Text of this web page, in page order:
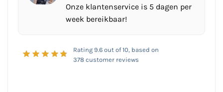
Onze klantenservice is 5 dagen per
week bereikbaar!
Rating 9.6out of 10, based on
378customer reviews